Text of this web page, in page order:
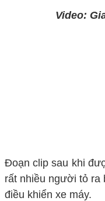
Video:
Đoạn clip sau khi
rất nhiều người tỏ ra
điều khiển xe máy.